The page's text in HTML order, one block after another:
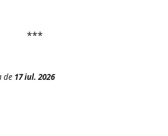
***
de 17 iul. 2026